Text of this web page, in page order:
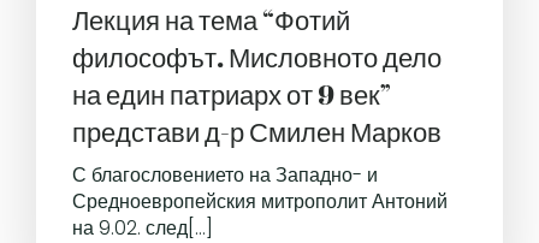
Лекция на тема “Фотий
философът. Мисловното дело
на един патриарх от 9 век”
представи д-р Смилен Марков
С благословението на Западно- и
Средноевропейския митрополит Антоний
на 9.02. след[…]